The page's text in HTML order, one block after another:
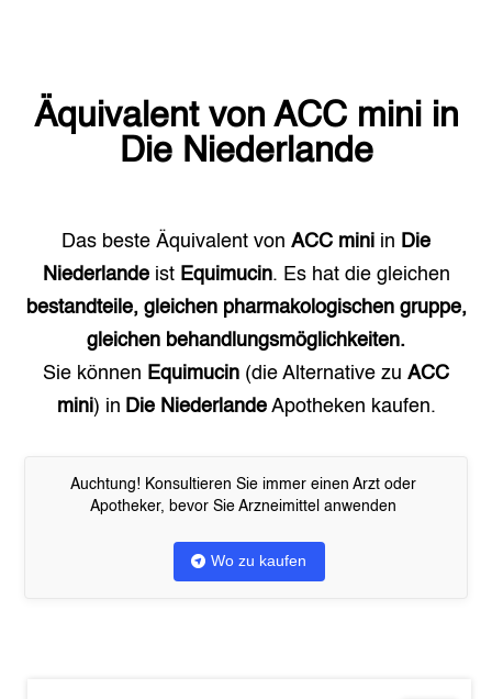
Äquivalent von ACC miniin
Die Niederlande
Das beste Äquivalent von ACC mini in Die
Niederlandeist Equimucin. Es hat die gleichen
bestandteile, gleichen pharmakologischen gruppe,
gleichen behandlungsmöglichkeiten.
Sie können Equimucin (die Alternative zu ACC
mini) in Die NiederlandeApotheken kaufen.
Auchtung! Konsultieren Sie immer einen Arzt oder
Apotheker, bevor Sie Arzneimittel anwenden
Wo zu kaufen